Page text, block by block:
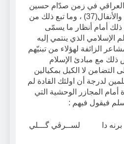
العراقي في زمن صدّام حسين
بالكرد من حلبجة(36) ، والأنفال(37) ، وما تبع ذلك من
وكلّ ذلك أمام أنظار ما يسمّى
الإسلامي الذي ينتمي إليه
الزائفة لهؤلاء من تبنيّهم
ذلك مع مبادئ الإسلام
التضامن لا الكيل بمكيالين
لدرجة أن اولئك القادة لم
المجازر الوحشية التي
فيقول فيهم :
برنه دا لســرڤي گـــلي